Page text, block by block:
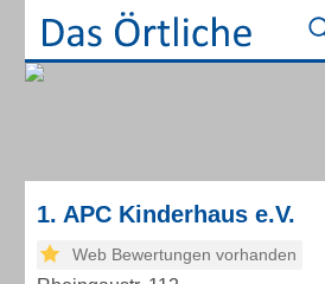
1. APC Kinderhaus e.V.
Web Bewertungen vorhanden